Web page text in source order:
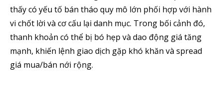
thấy có yếu tố bán tháo quy mô lớn phối hợp với hành
vi chốt lời và cơ cấu lại danh mục. Trong bối cảnh đó,
thanh khoản có thể bị bó hẹp và dao động giá tăng
mạnh, khiến lệnh giao dịch gặp khó khăn và spread
giá mua/bán nới rộng.